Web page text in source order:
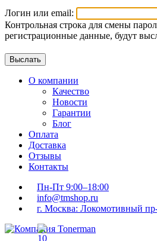
Логин или email:
Контрольная строка для смены
регистрационные данные, будут
О компании
Качество
Новости
Гарантии
Блог
Оплата
Доставка
Отзывы
Контакты
Пн-Пт 9:00–18:00
info@tmshop.ru
г. Москва: Локомотивный